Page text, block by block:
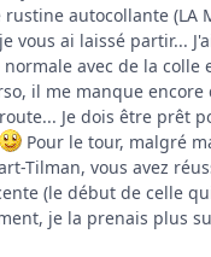
autocollante (LA
vous ai laissé partir...
avec de la colle
il me manque
Je dois être prêt
Pour le tour, malgré
Tilman, vous avez
(le début de celle
je la prenais plus